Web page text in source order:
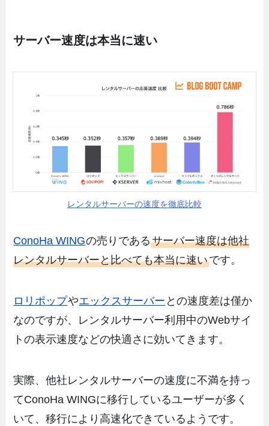
サーバー速度は本当に速い
レンタルサーバーの速度を徹底比較
ConoHa WINGの売りであるサーバー速度は他社
レンタルサーバーと比べても本当に速いです。
ロリポップやエックスサーバー との速度差は僅か
なのですが、レンタルサーバー利用中のWebサイ
トの表示速度などの快適さに効いてきます。
実際、他社レンタルサーバーの速度に不満を持っ
てConoHa WINGに移行しているユーザーが多く
いて、移行により高速化できているようです。